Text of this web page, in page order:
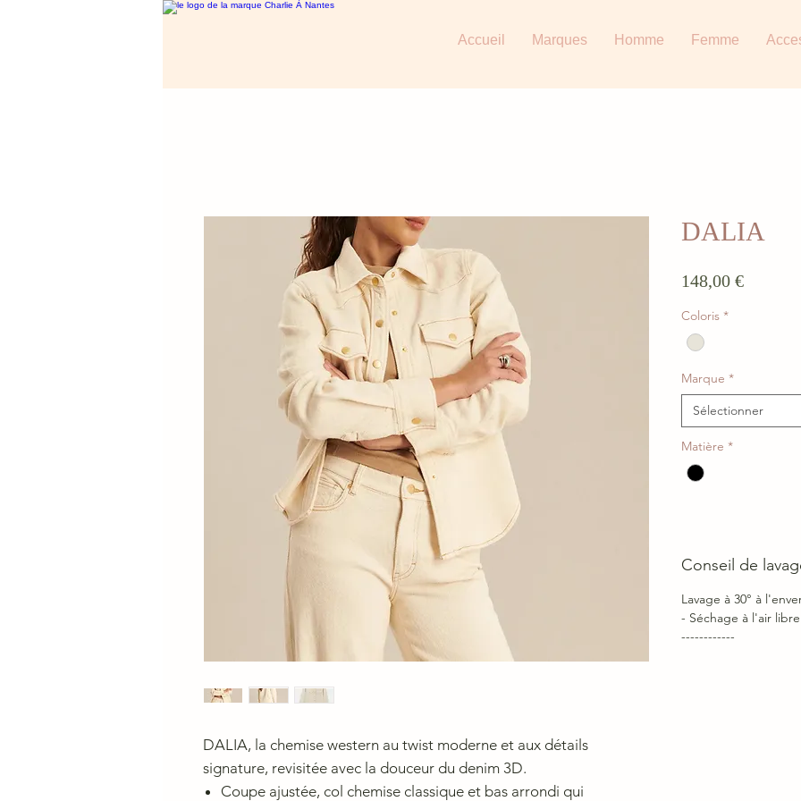
Accueil Marques Homme Femme
DALIA, la chemise western au twist moderne et aux détails
signature, revisitée avec la douceur du denim 3D.
Coupe ajustée, col chemise classique et bas arrondi qui
DALIA
148,00 €Prix
Coloris *
Marque *
Sélectionner
Matière *
Conseil de
Lavage à 30° à
- Séchage à l'air
------------